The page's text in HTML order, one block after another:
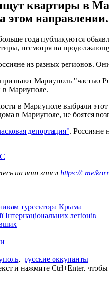
квартиры в
этом направлении.
года публикуются
несмотря на
из разных регионов.
Мариуполь
в Мариуполе.
в Мариуполе выбрали
в Мариуполе, не боятся
депортация". Россияне
на наш канал https://t.me/
турсектора Крыма
легіонів
, русские оккупанты
и нажмите Ctrl+Enter,